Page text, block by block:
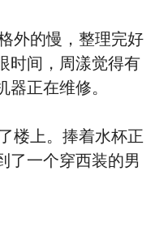
外的慢，整理完好
时间，周漾觉得有
器正在维修。
楼上。捧着水杯正
了一个穿西装的男